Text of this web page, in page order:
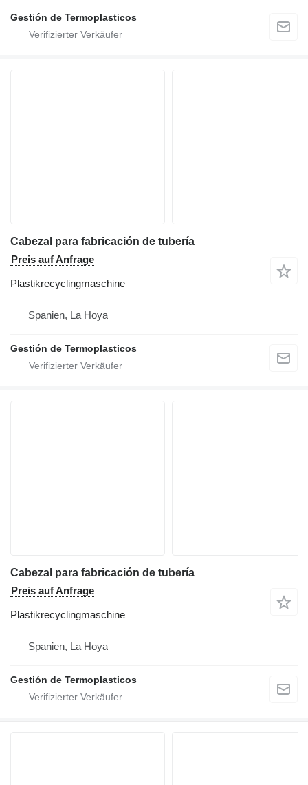
Gestión de Termoplasticos
Cabezal para fabricación de tubería
Preis auf Anfrage
Plastikrecyclingmaschine
Spanien, La Hoya
Gestión de Termoplasticos
Cabezal para fabricación de tubería
Preis auf Anfrage
Plastikrecyclingmaschine
Spanien, La Hoya
Gestión de Termoplasticos